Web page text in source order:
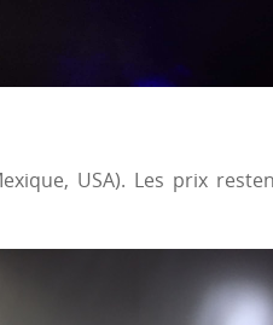
USA). Les prix